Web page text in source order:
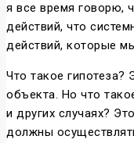
я все время говорю,
действий, что
действий, которые
Что такое гипотеза?
объекта. Но что
и других случаях?
должны